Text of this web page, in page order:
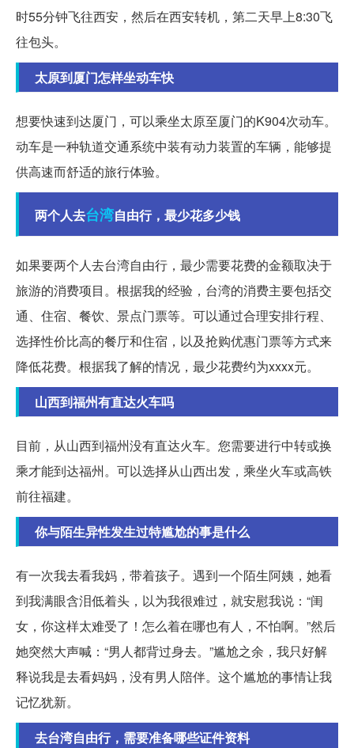
时55分钟飞往西安，然后在西安转机，第二天早上8:30飞
往包头。
太原到厦门怎样坐动车快
想要快速到达厦门，可以乘坐太原至厦门的K904次动车。
动车是一种轨道交通系统中装有动力装置的车辆，能够提
供高速而舒适的旅行体验。
两个人去台湾自由行，最少花多少钱
如果要两个人去台湾自由行，最少需要花费的金额取决于
旅游的消费项目。根据我的经验，台湾的消费主要包括交
通、住宿、餐饮、景点门票等。可以通过合理安排行程、
选择性价比高的餐厅和住宿，以及抢购优惠门票等方式来
降低花费。根据我了解的情况，最少花费约为xxxx元。
山西到福州有直达火车吗
目前，从山西到福州没有直达火车。您需要进行中转或换
乘才能到达福州。可以选择从山西出发，乘坐火车或高铁
前往福建。
你与陌生异性发生过特尴尬的事是什么
有一次我去看我妈，带着孩子。遇到一个陌生阿姨，她看
到我满眼含泪低着头，以为我很难过，就安慰我说：“闺
女，你这样太难受了！怎么着在哪也有人，不怕啊。”然后
她突然大声喊：“男人都背过身去。”尴尬之余，我只好解
释说我是去看妈妈，没有男人陪伴。这个尴尬的事情让我
记忆犹新。
去台湾自由行，需要准备哪些证件资料